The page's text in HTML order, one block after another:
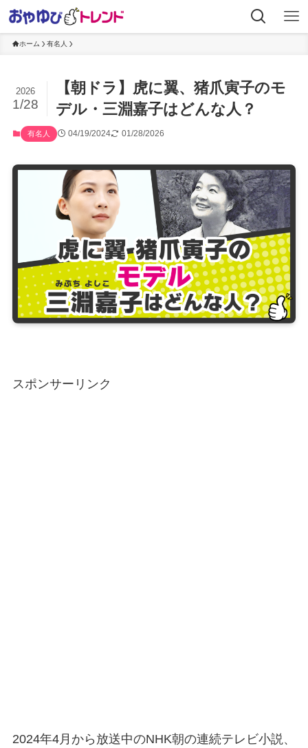
ホーム 有名人
【朝ドラ】虎に翼、猪爪寅子のモ
デル・三淵嘉子はどんな人？
2026
1/28
有名人 04/19/2024 01/28/2026
スポンサーリンク
2024年4月から放送中のNHK朝の連続テレビ小説、